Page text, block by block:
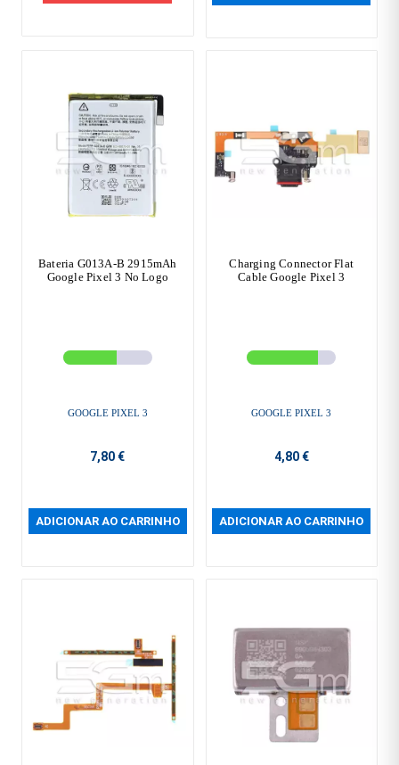
Bateria G013A-B 2915mAh
Google Pixel 3 No Logo
GOOGLE PIXEL 3
7,80 €
ADICIONAR AO CARRINHO
Charging Connector Flat
Cable Google Pixel 3
GOOGLE PIXEL 3
4,80 €
ADICIONAR AO CARRINHO